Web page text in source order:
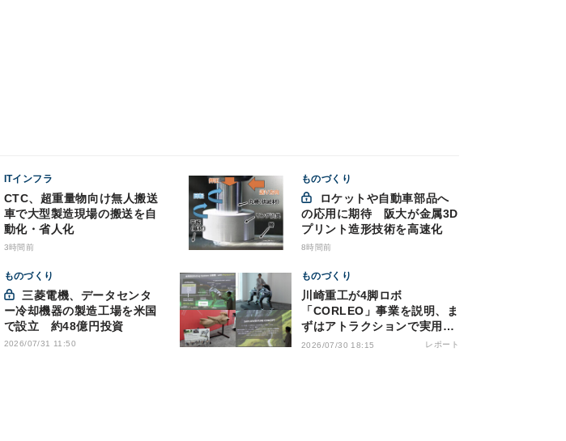
ITインフラ
CTC、超重量物向け無人搬送
車で大型製造現場の搬送を自
動化・省人化
3時間前
ものづくり
の応用に期待 阪大が金属3D
プリント造形技術を高速化
8時間前
ものづくり
三菱電機、データセンタ
ー冷却機器の製造工場を米国
で設立 約48億円投資
2026/07/31 11:50
ものづくり
川崎重工が4脚ロボ
「CORLEO」事業を説明、ま
ずはアトラクションで実用化
へ
2026/07/30 18:15 レポート